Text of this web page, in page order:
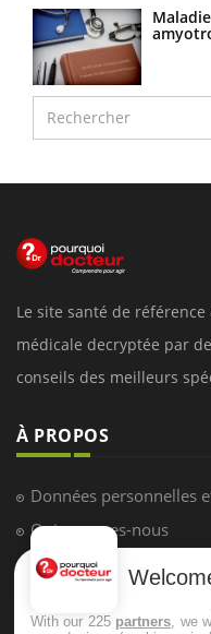
Le site santé de
médicale decryptée par
conseils des meilleurs
À PROPOS
Données personnelles
Qui sommes-nous
Conditions d'utilisation
With our 225 partners , we